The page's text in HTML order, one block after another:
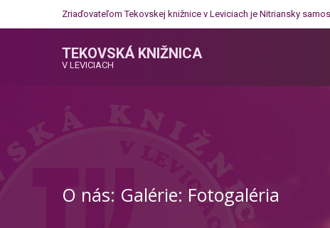
Zriaďovateľom Tekovskej knižnice v Leviciach je Nitriansky
TEKOVSKÁ KNIŽNICA
V LEVICIACH
O nás: Galérie: Fotogaléria